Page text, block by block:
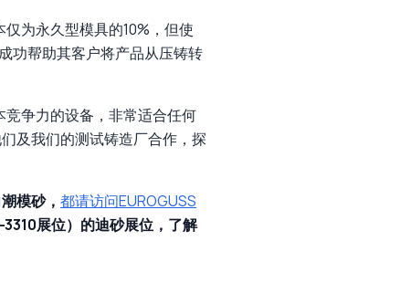
仅为永久型模具的10%，但使
功帮助其客户将产品从压铸转
竞争力的设备，非常适合任何
及我们的测试铸造厂合作，探
模砂， 都请访问EUROGUSS
展位）的迪砂展位，了解